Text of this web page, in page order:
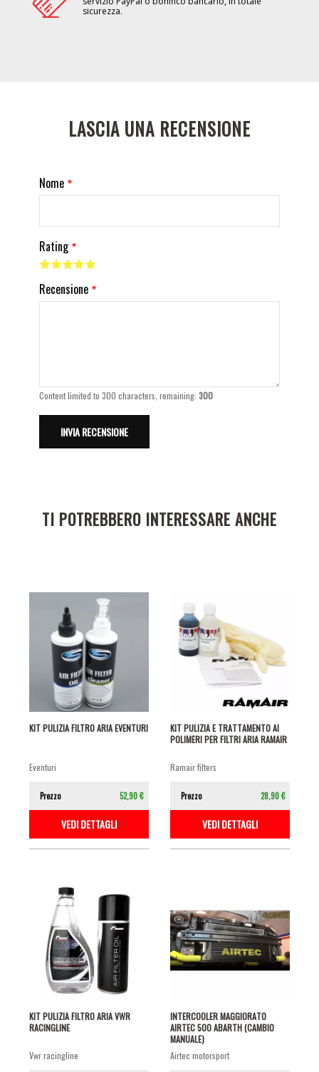
sicurezza.
LASCIA UNA RECENSIONE
Nome
Rating
Recensione
Content limited to 300 characters, remaining:300
TI POTREBBERO INTERESSARE ANCHE
KIT PULIZIA FILTRO ARIA EVENTURI
eventuri
Prezzo 52,90 €
VEDI DETTAGLI
KIT PULIZIA E TRATTAMENTO AI
POLIMERI PER FILTRI ARIA RAMAIR
ramair filters
Prezzo 28,90 €
VEDI DETTAGLI
KIT PULIZIA FILTRO ARIA VWR
RACINGLINE
vwr racingline
INTERCOOLER MAGGIORATO
AIRTEC 500 ABARTH (CAMBIO
MANUALE)
airtec motorsport